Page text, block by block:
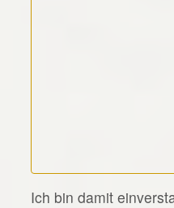
*
Ich bin damit